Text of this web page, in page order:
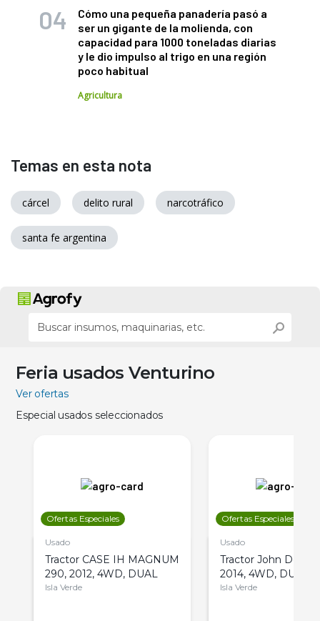
Cómo una pequeña panadería pasó a
ser un gigante de la molienda, con
capacidad para 1000 toneladas diarias
y le dio impulso al trigo en una región
poco habitual
Agricultura
Temas en esta nota
cárcel delito rural narcotráfico
santa fe argentina
Feria usados Venturino
Ver ofertas
Especial usados seleccionados
Ofertas Especiales
Usado
Tractor CASE IH MAGNUM
290, 2012, 4WD, DUAL
Isla Verde
Ofertas Especiales
Usado
Tractor John Deere
2014, 4WD, DUAL
Isla Verde